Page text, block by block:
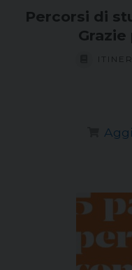
Percorsi di
Grazie